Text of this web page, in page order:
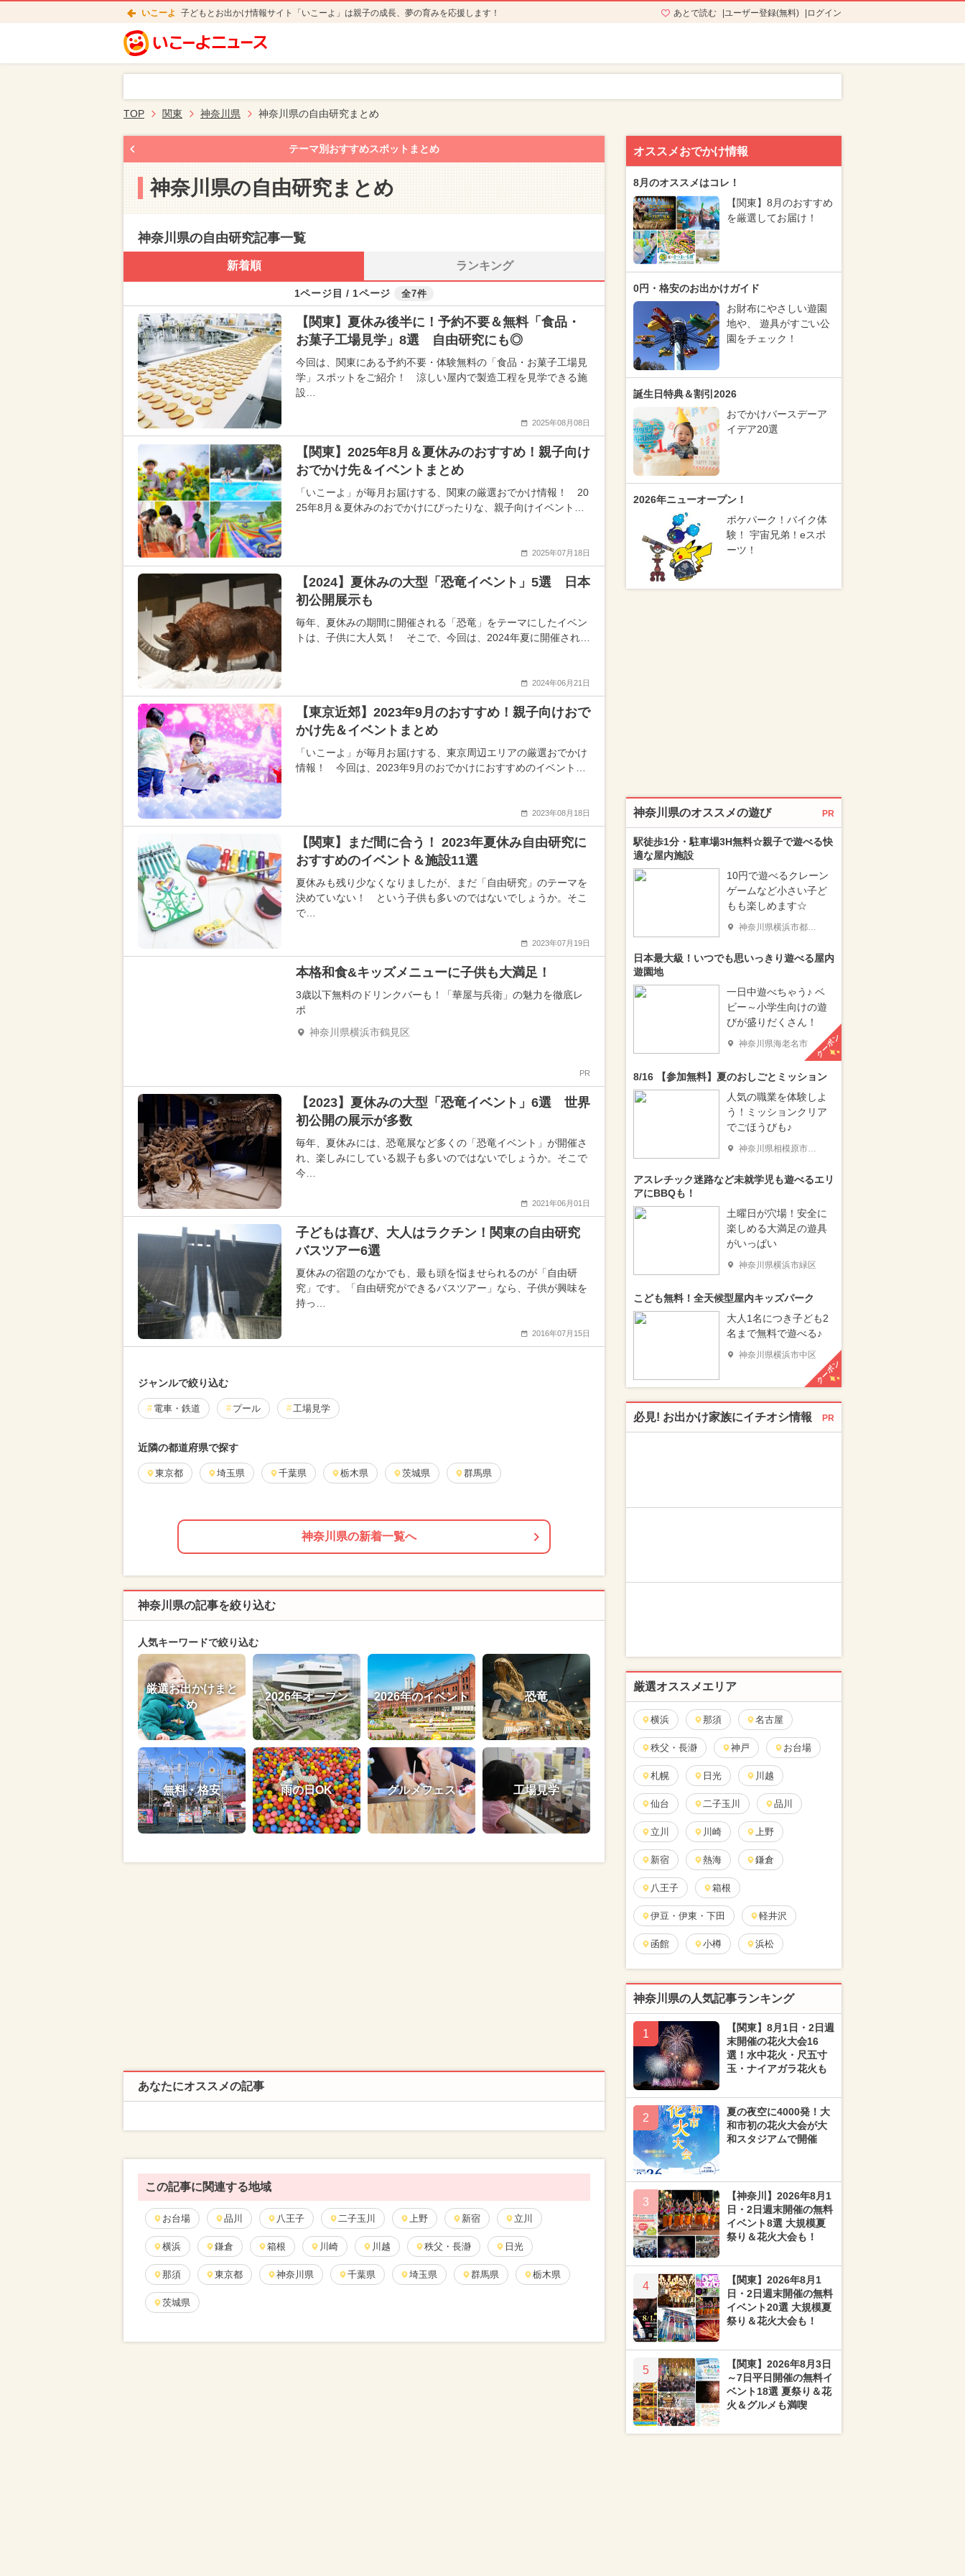
いこーよ 子どもとお出かけ情報サイト「いこーよ」は親子の成長、夢の育みを応援します！ あとで読む ユーザー登録(無料) ログイン
TOP 関東 神奈川県 神奈川県の自由研究まとめ
テーマ別おすすめスポットまとめ
神奈川県の自由研究まとめ
神奈川県の自由研究記事一覧
新着順 ランキング
1ページ目 / 1ページ 全7件
【関東】夏休み後半に！予約不要＆無料「食品・
お菓子工場見学」8選 自由研究にも◎
今回は、関東にある予約不要・体験無料の「食品・お菓子工場見
学」スポットをご紹介！ 涼しい屋内で製造工程を見学できる施
設…
2025年08月08日
【関東】2025年8月＆夏休みのおすすめ！親子向け
おでかけ先＆イベントまとめ
「いこーよ」が毎月お届けする、関東の厳選おでかけ情報！ 20
25年8月＆夏休みのおでかけにぴったりな、親子向けイベント…
2025年07月18日
【2024】夏休みの大型「恐竜イベント」5選 日本
初公開展示も
毎年、夏休みの期間に開催される「恐竜」をテーマにしたイベン
トは、子供に大人気！ そこで、今回は、2024年夏に開催され…
2024年06月21日
【東京近郊】2023年9月のおすすめ！親子向けおで
かけ先＆イベントまとめ
「いこーよ」が毎月お届けする、東京周辺エリアの厳選おでかけ
情報！ 今回は、2023年9月のおでかけにおすすめのイベント…
2023年08月18日
【関東】まだ間に合う！ 2023年夏休み自由研究に
おすすめのイベント＆施設11選
夏休みも残り少なくなりましたが、まだ「自由研究」のテーマを
決めていない！ という子供も多いのではないでしょうか。そこ
で…
2023年07月19日
本格和食&キッズメニューに子供も大満足！
3歳以下無料のドリンクバーも！「華屋与兵衛」の魅力を徹底レ
ポ
神奈川県横浜市鶴見区
PR
【2023】夏休みの大型「恐竜イベント」6選 世界
初公開の展示が多数
毎年、夏休みには、恐竜展など多くの「恐竜イベント」が開催さ
れ、楽しみにしている親子も多いのではないでしょうか。そこで
今…
2021年06月01日
子どもは喜び、大人はラクチン！関東の自由研究
バスツアー6選
夏休みの宿題のなかでも、最も頭を悩ませられるのが「自由研
究」です。「自由研究ができるバスツアー」なら、子供が興味を
持っ…
2016年07月15日
ジャンルで絞り込む
電車・鉄道 プール 工場見学
近隣の都道府県で探す
東京都 埼玉県 千葉県 栃木県 茨城県 群馬県
神奈川県の新着一覧へ
神奈川県の記事を絞り込む
人気キーワードで絞り込む
厳選お出かけまと
め
2026年オープン 2026年のイベント 恐竜
無料・格安 雨の日OK グルメフェス 工場見学
あなたにオススメの記事
この記事に関連する地域
お台場 品川 八王子 二子玉川 上野 新宿 立川
横浜 鎌倉 箱根 川崎 川越 秩父・長瀞 日光
那須 東京都 神奈川県 千葉県 埼玉県 群馬県 栃木県
茨城県
オススメおでかけ情報
8月のオススメはコレ！
【関東】8月のおすすめ
を厳選してお届け！
0円・格安のお出かけガイド
お財布にやさしい遊園
地や、 遊具がすごい公
園をチェック！
誕生日特典＆割引2026
おでかけバースデーア
イデア20選
2026年ニューオープン！
ポケパーク！バイク体
験！ 宇宙兄弟！eスポ
ーツ！
神奈川県のオススメの遊び PR
駅徒歩1分・駐車場3H無料☆親子で遊べる快
適な屋内施設
10円で遊べるクレーン
ゲームなど小さい子ど
もも楽しめます☆
神奈川県横浜市都筑区
日本最大級！いつでも思いっきり遊べる屋内
遊園地
一日中遊べちゃう♪ ベ
ビー～小学生向けの遊
びが盛りだくさん！
神奈川県海老名市 クーポン
8/16 【参加無料】夏のおしごとミッション
人気の職業を体験しよ
う！ミッションクリア
でごほうびも♪
神奈川県相模原市南区
アスレチック迷路など未就学児も遊べるエリ
アにBBQも！
土曜日が穴場！安全に
楽しめる大満足の遊具
がいっぱい
神奈川県横浜市緑区
こども無料！全天候型屋内キッズパーク
大人1名につき子ども2
名まで無料で遊べる♪
神奈川県横浜市中区
クーポン
必見! お出かけ家族にイチオシ情報 PR
厳選オススメエリア
横浜 那須 名古屋
秩父・長瀞 神戸 お台場
札幌 日光 川越
仙台 二子玉川 品川
立川 川崎 上野
新宿 熱海 鎌倉
八王子 箱根
伊豆・伊東・下田 軽井沢
函館 小樽 浜松
神奈川県の人気記事ランキング
1
【関東】8月1日・2日週
末開催の花火大会16
選！水中花火・尺五寸
玉・ナイアガラ花火も
2
夏の夜空に4000発！大
和市初の花火大会が大
和スタジアムで開催
3
【神奈川】2026年8月1
日・2日週末開催の無料
イベント8選 大規模夏
祭り＆花火大会も！
4
【関東】2026年8月1
日・2日週末開催の無料
イベント20選 大規模夏
祭り＆花火大会も！
5
【関東】2026年8月3日
～7日平日開催の無料イ
ベント18選 夏祭り＆花
火＆グルメも満喫